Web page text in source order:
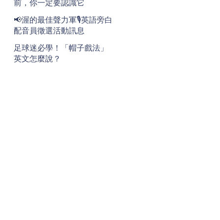
前，你一定要認識它
📢渥的最佳聲力軍🎙️英語旁白
配音員徵選活動訊息
足球迷必學！「帽子戲法」
英文怎麼說？